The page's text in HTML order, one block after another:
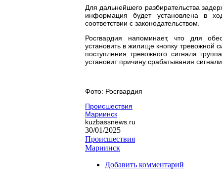
Для дальнейшего разбирательства
информация будет установлена в
соответствии с законодательством.
Росгвардия напоминает, что для
установить в жилище кнопку тревожной
поступления тревожного сигнала
установит причину срабатывания
Фото: Росгвардия
Происшествия
Мариинск
kuzbassnews.ru
30/01/2025
Происшествия
Мариинск
Добавить комментарий